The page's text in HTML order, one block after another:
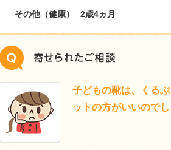
その他（健康） 2歳4ヵ月
子どもの靴は、くる
ットの方がいいのでし